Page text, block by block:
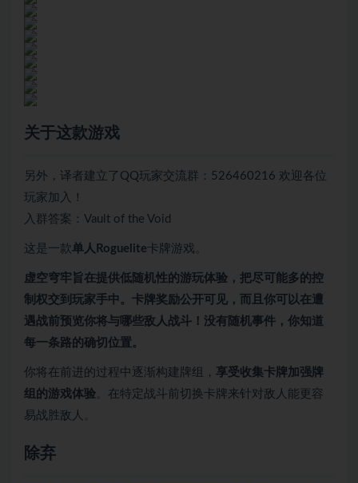
关于这款游戏
另外，译者建立了QQ玩家交流群：526460216 欢迎各位
玩家加入！
入群答案：Vault of the Void
这是一款单人Roguelite卡牌游戏。
虚空穹牢旨在提供低随机性的游玩体验，把尽可能多的控
制权交到玩家手中。卡牌奖励公开可见，而且你可以在遭
遇战前预览你将与哪些敌人战斗！没有随机事件，你知道
每一条路的确切位置。
你将在前进的过程中逐渐构建牌组， 享受收集卡牌加强牌
组的游戏体验 。在特定战斗前切换卡牌来针对敌人能更容
易战胜敌人。
除弃